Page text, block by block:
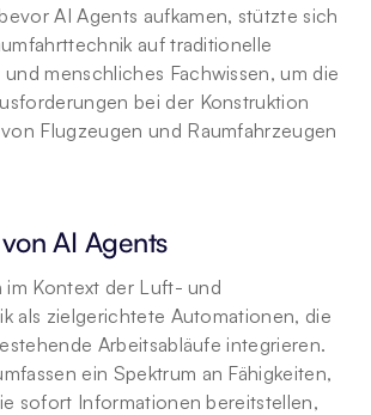
AI Agents aufkamen, stützte sich
auf traditionelle
menschliches Fachwissen, um die
bei der Konstruktion
Flugzeugen und Raumfahrzeugen
AI Agents
im Kontext der Luft- und
als zielgerichtete Automationen, die
Arbeitsabläufe integrieren.
ein Spektrum an Fähigkeiten,
sofort Informationen bereitstellen,